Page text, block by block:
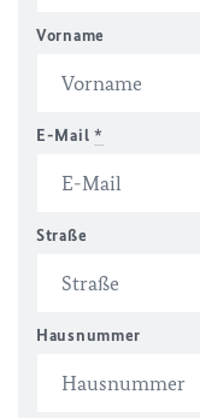
Vorname
E-Mail *
Straße
Hausnummer